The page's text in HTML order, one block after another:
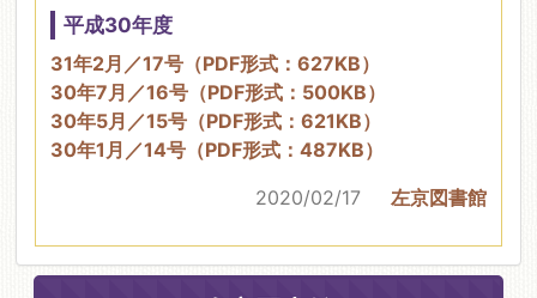
平成30年度
31年2月／17号（PDF形式：627KB）
30年7月／16号（PDF形式：500KB）
30年5月／15号（PDF形式：621KB）
30年1月／14号（PDF形式：487KB）
2020/02/17
左京図書館